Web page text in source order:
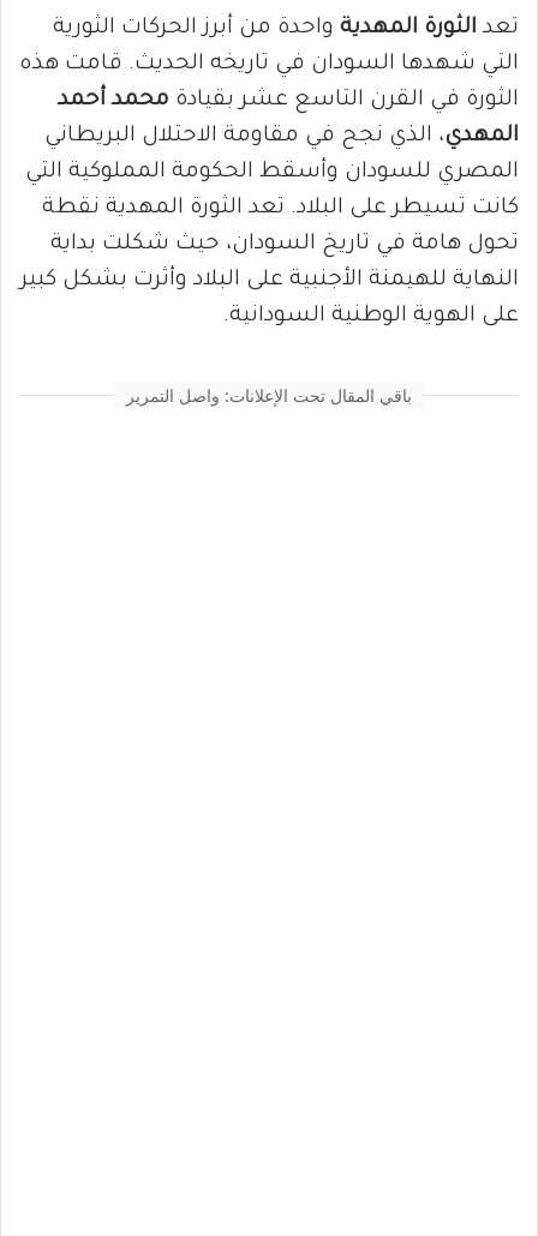
تعد الثورة المهدية واحدة من أبرز الحركات الثورية
التي شهدها السودان في تاريخه الحديث. قامت هذه
الثورة في القرن التاسع عشر بقيادة محمد أحمد
المهدي، الذي نجح في مقاومة الاحتلال البريطاني
المصري للسودان وأسقط الحكومة المملوكية التي
كانت تسيطر على البلاد. تعد الثورة المهدية نقطة
تحول هامة في تاريخ السودان، حيث شكلت بداية
النهاية للهيمنة الأجنبية على البلاد وأثرت بشكل كبير
على الهوية الوطنية السودانية.
باقي المقال تحت الإعلانات: واصل التمرير